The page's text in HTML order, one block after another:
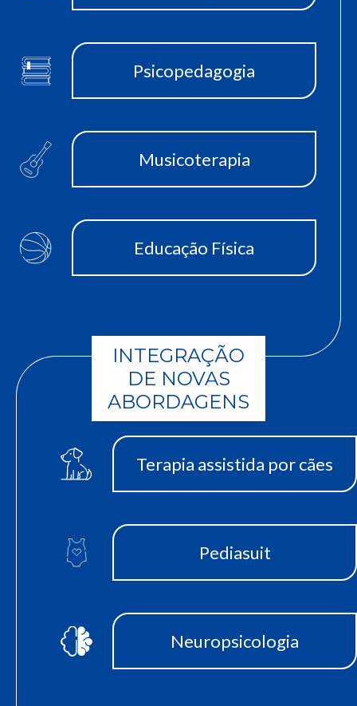
Psicopedagogia
Musicoterapia
Educação Física
INTEGRAÇÃO
DE NOVAS
ABORDAGENS
Terapia assistida por cães
Pediasuit
Neuropsicologia